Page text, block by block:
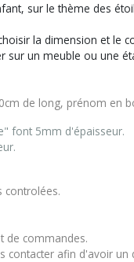
sur le thème des
la dimension et le
sur un meuble ou une
de long, prénom
font 5mm d'épaisseur.
controlées.
de commandes.
afin d'avoir un